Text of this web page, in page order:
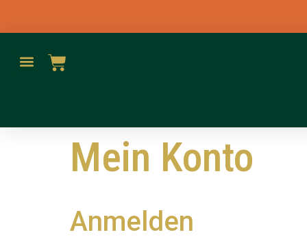
Mein Konto
Anmelden